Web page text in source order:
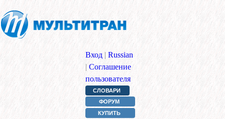
Вход | Russian
| Соглашение
пользователя
СЛОВАРИ
ФОРУМ
КУПИТЬ